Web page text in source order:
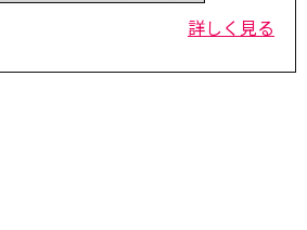
詳しく見る